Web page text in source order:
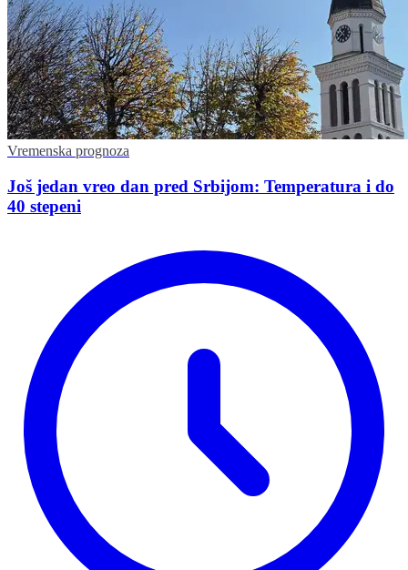
Vremenska prognoza
Još jedan vreo dan pred Srbijom: Temperatura i do
40 stepeni